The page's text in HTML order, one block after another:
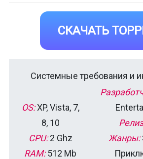
СКАЧАТЬ
Системные требования и
OS:XP, Vista, 7,
8, 10
CPU:2 Ghz
RAM:512 Mb
Жанры: